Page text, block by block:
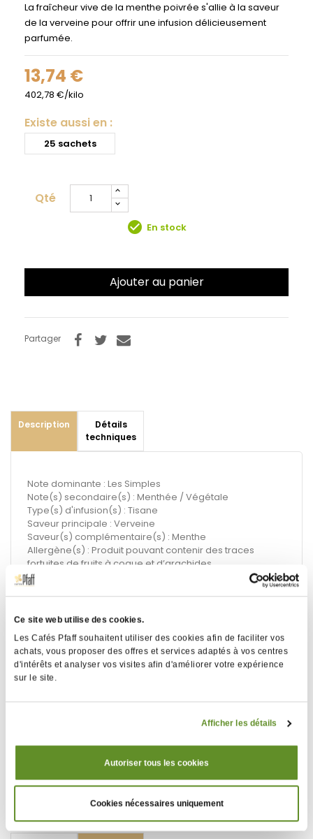
Ce site web utilise des cookies.
Les Cafés Pfaff souhaitent utiliser des cookies afin de faciliter vos
achats, vous proposer des offres et services adaptés à vos centres
d'intérêts et analyser vos visites afin d'améliorer votre expérience
sur le site.
Afficher les détails
Autoriser tous les cookies
Cookies nécessaires uniquement
La fraîcheur vive de la menthe poivrée s'allie à la saveur
de la verveine pour offrir une infusion délicieusement
parfumée.
13,74 €
402,78 €/kilo
Existe aussi en :
25 sachets
Qté
check_circle En stock
Ajouter au panier
Partager
Description
Détails
techniques
Note dominante : Les Simples
Note(s) secondaire(s) : Menthée / Végétale
Type(s) d'infusion(s) : Tisane
Saveur principale : Verveine
Saveur(s) complémentaire(s) : Menthe
Allergène(s) : Produit pouvant contenir des traces
fortuites de fruits à coque et d’arachides
Suggestion de préparation :
Temps d'infusion conseillé : 6 mn
Boîte contenant 24 sachets Cristal® emballés
d'obtenir une infusion identique à celle que procurent
DLUO conseillée de 30 mois